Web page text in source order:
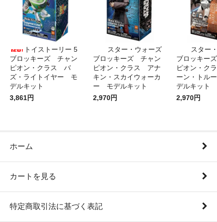
トイストーリー 5
ブロッキーズ チャン
ピオン・クラス バ
ズ・ライトイヤー モ
デルキット
3,861円
スター・ウォーズ
ブロッキーズ チャン
ピオン・クラス アナ
キン・スカイウォーカ
ー モデルキット
2,970円
スター
ブロッキー
ピオン・ク
ーン・トル
デルキット
2,970円
ホーム
カートを見る
特定商取引法に基づく表記